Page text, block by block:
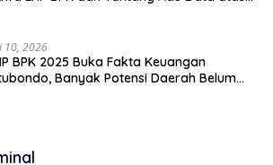
10, 2026
BPK 2025 Buka Fakta Keuangan
Banyak Potensi Daerah Belum